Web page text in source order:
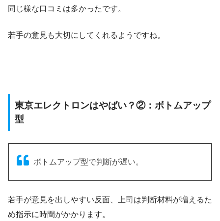
同じ様な口コミは多かったです。
若手の意見も大切にしてくれるようですね。
東京エレクトロンはやばい？②：ボトムアップ
型
ボトムアップ型で判断が遅い。
若手が意見を出しやすい反面、上司は判断材料が増えるた
め指示に時間がかかります。